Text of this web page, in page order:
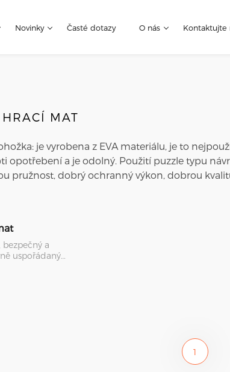
Novinky Časté dotazy O nás Kontaktujte
MAT
je vyrobena z EVA materiálu, je to
opotřebení a je odolný. Použití puzzle typu
pružnost, dobrý ochranný výkon, dobrou
bezpečný a
uspořádaný
1